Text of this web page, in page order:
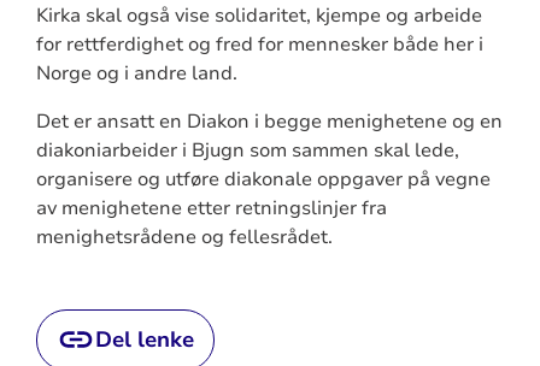
Kirka skal også vise solidaritet, kjempe og arbeide
for rettferdighet og fred for mennesker både her i
Norge og i andre land.
Det er ansatt en Diakon i begge menighetene og en
diakoniarbeider i Bjugn som sammen skal lede,
organisere og utføre diakonale oppgaver på vegne
av menighetene etter retningslinjer fra
menighetsrådene og fellesrådet.
Del lenke